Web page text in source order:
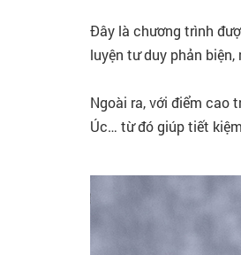
Đây là chương trình
luyện tư duy phản
Ngoài ra, với điểm cao
Úc… từ đó giúp tiết